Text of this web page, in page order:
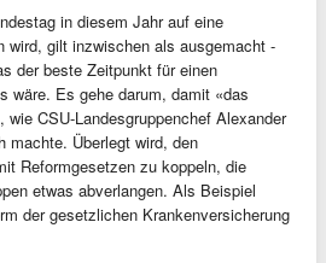
in diesem Jahr auf eine
wird, gilt inzwischen als ausgemacht -
der beste Zeitpunkt für einen
wäre. Es gehe darum, damit «das
CSU-Landesgruppenchef Alexander
machte. Überlegt wird, den
Reformgesetzen zu koppeln, die
etwas abverlangen. Als Beispiel
der gesetzlichen Krankenversicherung